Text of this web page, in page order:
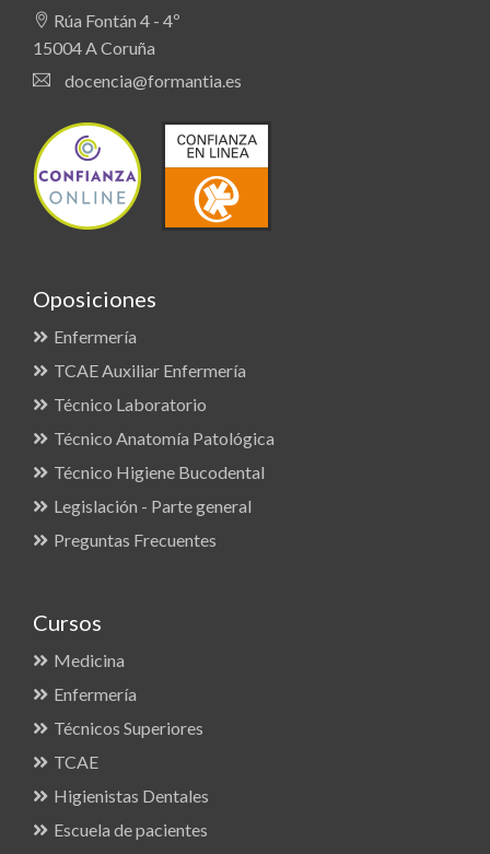
Rúa Fontán 4 - 4º
15004 A Coruña
docencia@formantia.es
Oposiciones
Enfermería
TCAE Auxiliar Enfermería
Técnico Laboratorio
Técnico Anatomía Patológica
Técnico Higiene Bucodental
Legislación - Parte general
Preguntas Frecuentes
Cursos
Medicina
Enfermería
Técnicos Superiores
TCAE
Higienistas Dentales
Escuela de pacientes